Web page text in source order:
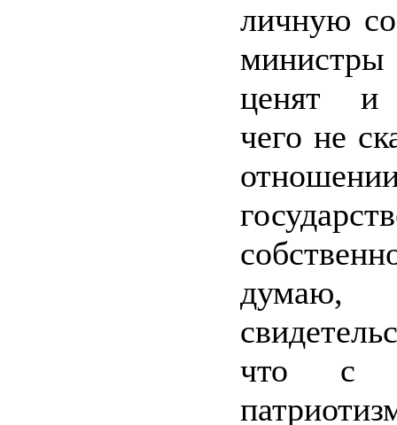
личную
ценят и
чего не
думаю,
что с